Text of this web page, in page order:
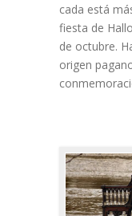
cada está
fiesta de
de octubre.
origen